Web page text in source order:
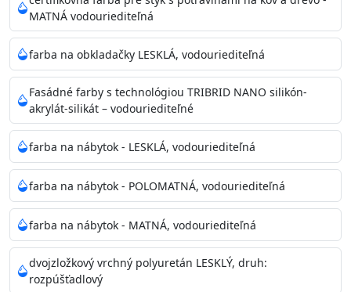
Skladovanie
48 mesiacov v orig. uzavretých obaloch medzi 5°C až
25°C
MATNÁ vodouriediteľná
farba na obkladačky LESKLÁ, vodouriediteľná
Fasádné farby s technológiou TRIBRID NANO silikón-
akrylát-silikát – vodouriediteľné
farba na nábytok - LESKLÁ, vodouriediteľná
farba na nábytok - POLOMATNÁ, vodouriediteľná
farba na nábytok - MATNÁ, vodouriediteľná
dvojzložkový vrchný polyuretán LESKLÝ, druh:
rozpúšťadlový